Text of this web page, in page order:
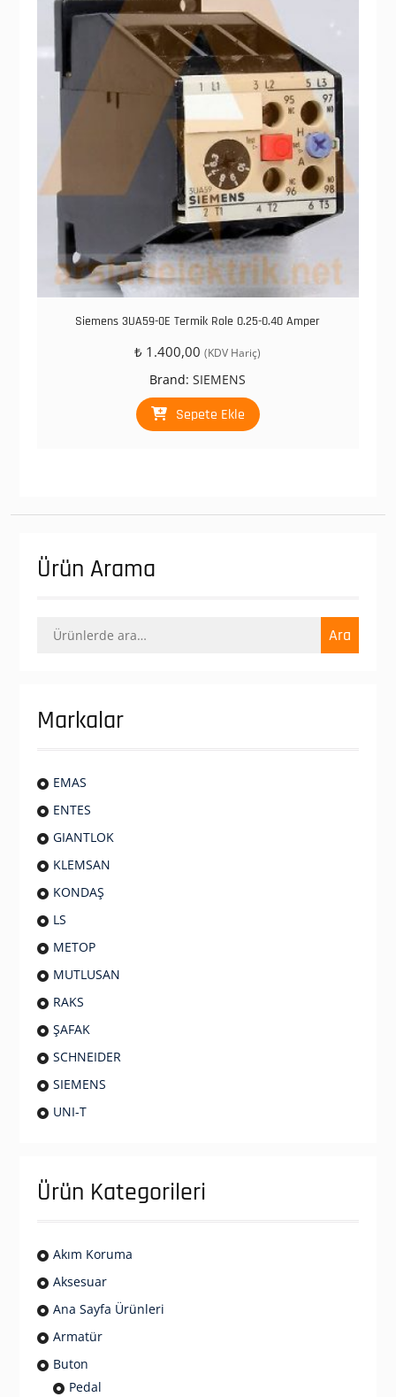
Siemens 3UA59-0E Termik Role 0.25-0.40 Amper
₺ 1.400,00 (KDV Hariç)
Brand:SIEMENS
Sepete Ekle
Ürün Arama
Ara: Ara
Markalar
EMAS
ENTES
GIANTLOK
KLEMSAN
KONDAŞ
LS
METOP
MUTLUSAN
RAKS
ŞAFAK
SCHNEIDER
SIEMENS
UNI-T
Ürün Kategorileri
Akım Koruma
Aksesuar
Ana Sayfa Ürünleri
Armatür
Buton
Pedal